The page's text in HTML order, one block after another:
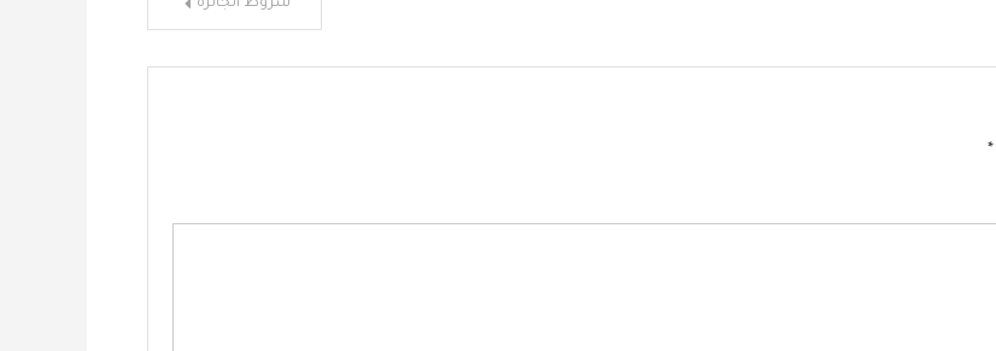
شروط الجائزة
*